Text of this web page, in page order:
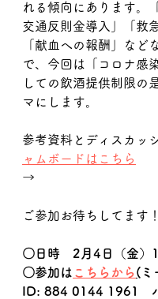
れる傾向にあります。
交通反則金導入」「救
「献血への報酬」など
で、今回は「コロナ感
しての飲酒提供制限の
マにします。
参考資料とディスカッ
ャムボードはこちら
→
ご参加お待ちしてます
〇日時　2月4日（金）
〇参加は こちらから( ミ
ID: 884 0144 1961　